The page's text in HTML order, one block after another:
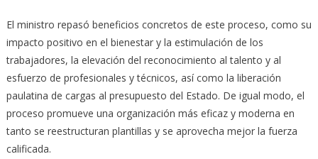
El ministro repasó beneficios concretos de este proceso, como su
impacto positivo en el bienestar y la estimulación de los
trabajadores, la elevación del reconocimiento al talento y al
esfuerzo de profesionales y técnicos, así como la liberación
paulatina de cargas al presupuesto del Estado. De igual modo, el
proceso promueve una organización más eficaz y moderna en
tanto se reestructuran plantillas y se aprovecha mejor la fuerza
calificada.